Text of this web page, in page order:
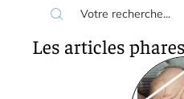
Les articles phares